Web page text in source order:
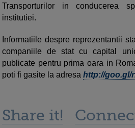
Transporturilor in conducerea
institutiei.
Informatiile despre reprezentantii
companiile de stat cu capital
publicate pentru prima oara in
poti fi gasite la adresa http://goo.gl/
Share it!